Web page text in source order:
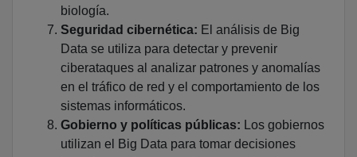
biología.
Seguridad cibernética: El análisis de Big
Data se utiliza para detectar y prevenir
ciberataques al analizar patrones y anomalías
en el tráfico de red y el comportamiento de los
sistemas informáticos.
Gobierno y políticas públicas: Los gobiernos
utilizan el Big Data para tomar decisiones